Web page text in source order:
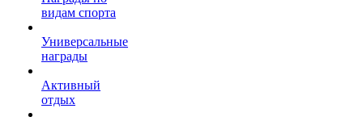
видам спорта
Универсальные
награды
Активный
отдых